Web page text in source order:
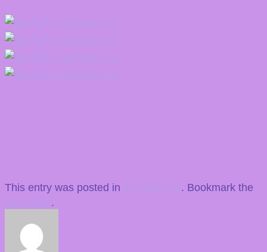
This entry was posted in
. Bookmark the
.